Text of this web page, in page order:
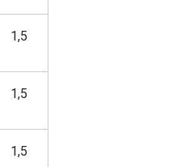
1,5
1,5
1,5